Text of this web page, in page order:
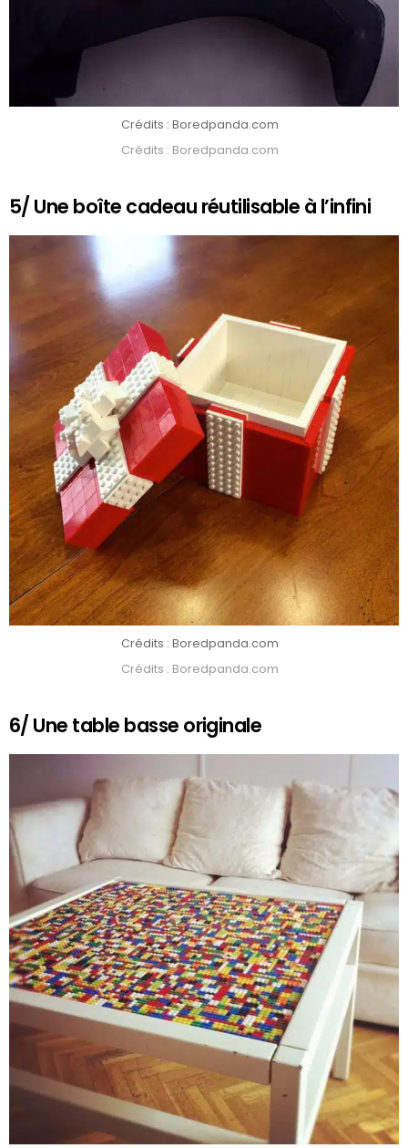
Crédits : Boredpanda.com
Crédits : Boredpanda.com
5/ Une boîte cadeau réutilisable à l’infini
Crédits : Boredpanda.com
Crédits : Boredpanda.com
6/ Une table basse originale